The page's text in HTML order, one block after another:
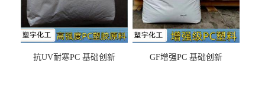
抗UV耐寒PC 基础创新
GF增强PC 基础创新